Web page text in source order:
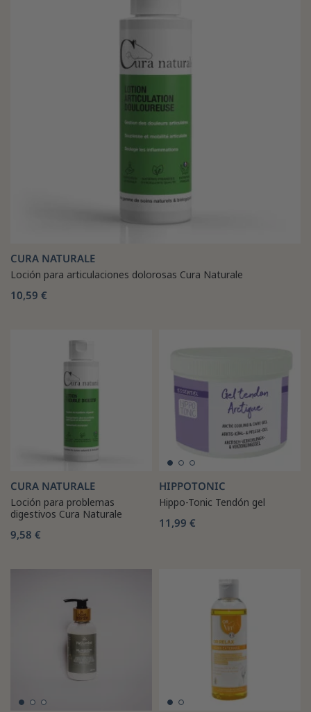
CURA NATURALE
Loción para articulaciones dolorosas Cura Naturale
10,59 €
CURA NATURALE
Loción para problemas
digestivos Cura Naturale
9,58 €
HIPPOTONIC
Hippo-Tonic Tendón gel
11,99 €